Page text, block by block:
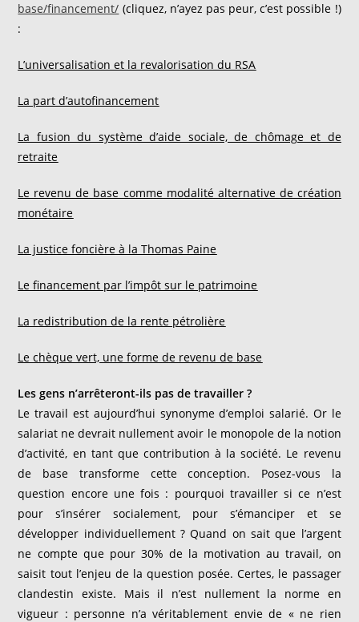
base/financement/ (cliquez, n’ayez pas peur, c’est possible !)
:
L’universalisation et la revalorisation du RSA
La part d’autofinancement
La fusion du système d’aide sociale, de chômage et de
retraite
Le revenu de base comme modalité alternative de création
monétaire
La justice foncière à la Thomas Paine
Le financement par l’impôt sur le patrimoine
La redistribution de la rente pétrolière
Le chèque vert, une forme de revenu de base
Les gens n’arrêteront-ils pas de travailler ?
Le travail est aujourd’hui synonyme d’emploi salarié. Or le
salariat ne devrait nullement avoir le monopole de la notion
d’activité, en tant que contribution à la société. Le revenu
de base transforme cette conception. Posez-vous la
question encore une fois : pourquoi travailler si ce n’est
pour s’insérer socialement, pour s’émanciper et se
développer individuellement ? Quand on sait que l’argent
ne compte que pour 30% de la motivation au travail, on
saisit tout l’enjeu de la question posée. Certes, le passager
clandestin existe. Mais il n’est nullement la norme en
vigueur : personne n’a véritablement envie de « ne rien